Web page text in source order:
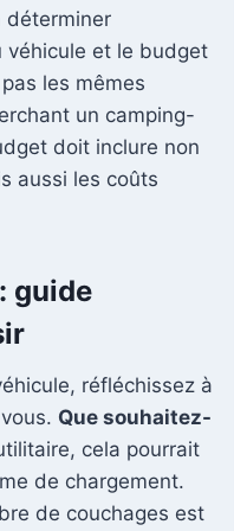
déterminer
véhicule et le budget
les mêmes
un camping-
doit inclure non
aussi les coûts
guide
réfléchissez à
Que souhaitez-
cela pourrait
de chargement.
de couchages est